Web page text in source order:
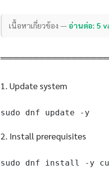
เนื้อหาเกี่ยวข้อง —อ่านต่อ: 5
1. Update system
sudo dnf update -y
2. Install prerequisites
sudo dnf install -y